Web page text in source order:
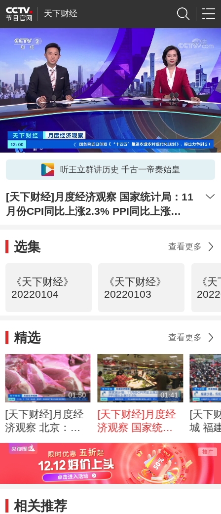
天下财经
听王立群讲历史 千古一帝秦始皇
[天下财经]月度经济观察 国家统计局：11
月份CPI同比上涨2.3% PPI同比上涨
选集 查看更多
《天下财经》
20220104
《天下财经》
20220103
《
精选 查看更多
01:50
[天下财经]月度经
济观察 北京：需
求旺盛等因素推动
猪肉价格大幅反弹
01:41
[天下财经]月度经
济观察 国家统计
局：11月份CPI同
比上涨2.3% PPI同
比上涨12.9%
[天下
城 福
统小
文旅
相关推荐